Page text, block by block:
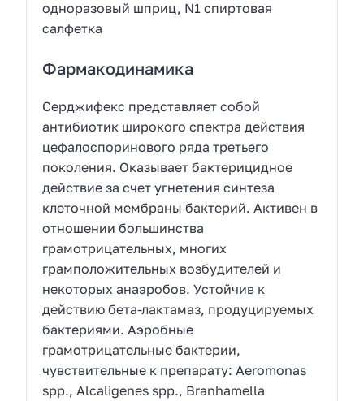
одноразовый шприц, N1 спиртовая
салфетка
Фармакодинамика
Серджифекс представляет собой
антибиотик широкого спектра действия
цефалоспоринового ряда третьего
поколения. Оказывает бактерицидное
действие за счет угнетения синтеза
клеточной мембраны бактерий. Активен в
отношении большинства
грамотрицательных, многих
грамположительных возбудителей и
некоторых анаэробов. Устойчив к
действию бета-лактамаз, продуцируемых
бактериями. Аэробные
грамотрицательные бактерии,
чувствительные к препарату: Aeromonas
spp., Alcaligenes spp., Branhamella